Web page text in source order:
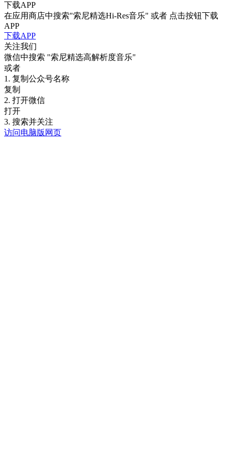
下载APP
在应用商店中搜索"索尼精选Hi-Res音乐" 或者 点击按钮下载
APP
下载APP
关注我们
微信中搜索 "索尼精选高解析度音乐"
或者
1. 复制公众号名称
复制
2. 打开微信
打开
3. 搜索并关注
访问电脑版网页